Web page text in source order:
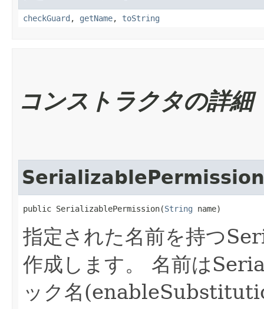
checkGuard , getName, toString
コンストラクタの詳細
SerializablePermission
public SerializablePermission​(String name)
指定された名前を持つ
作成します。
名前は
ック名